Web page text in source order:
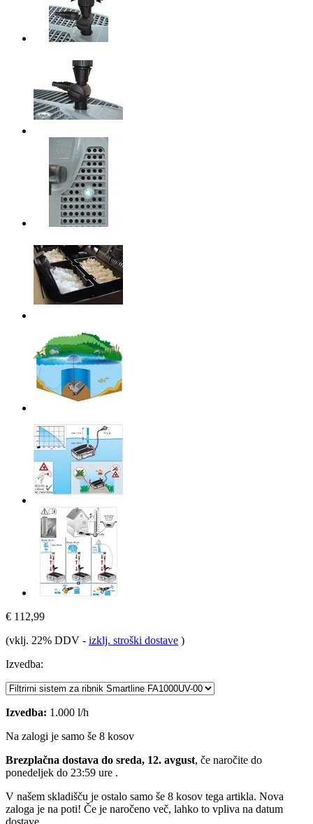
€ 112,99
(vklj. 22% DDV - izklj. stroški dostave )
Izvedba:
Izvedba: 1.000 l/h
Na zalogi je samo še 8 kosov
Brezplačna dostava do sreda, 12. avgust, če naročite do
ponedeljek do 23:59 ure .
V našem skladišču je ostalo samo še 8 kosov tega artikla. Nova
zaloga je na poti! Če je naročeno več, lahko to vpliva na datum
dostave.